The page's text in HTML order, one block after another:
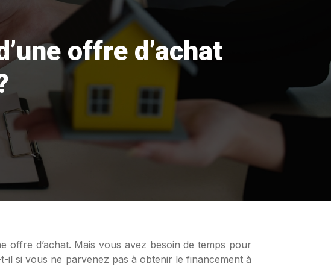
offre d’achat
il si vous ne parvenez pas à obtenir le financement à